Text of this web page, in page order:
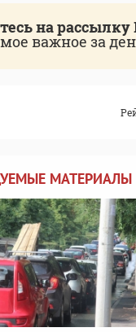
на
важное за
МАТЕРИАЛЫ